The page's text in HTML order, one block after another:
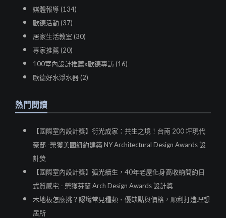
媒體報導 (134)
歐德活動 (37)
居家生活教室 (30)
專家推薦 (20)
100室內設計推薦x歐德專訪 (16)
歐德好水淨水器 (2)
熱門閱讀
【國際室內設計獎】衍光成家：共生之境！台南 200 坪現代
豪邸 -榮獲美國紐約建築 NY Architectural Design Awards 設
計獎
【國際室內設計獎】弧光續生，40年老屋化身高收納簡約日
式質感宅 - 榮獲芬蘭 Arch Design Awards 設計獎
木地板怎麼挑？認識常見種類、優缺點與價格，順利打造理想
居所